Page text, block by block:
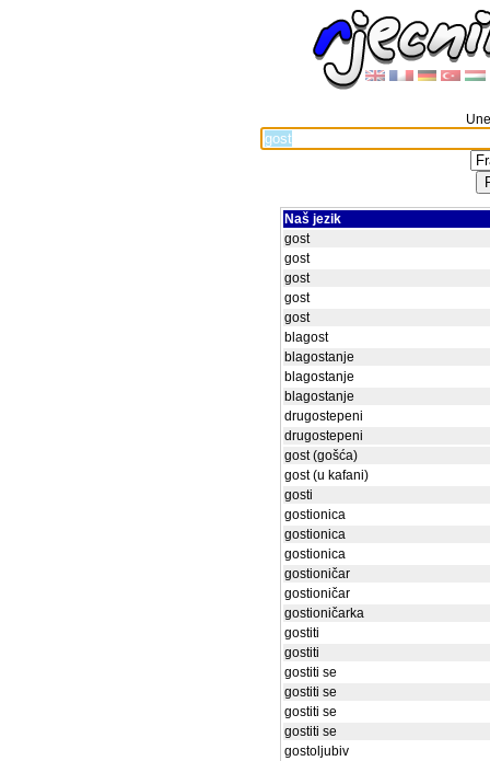
Naš jezik
gost
gost
gost
gost
gost
blagost
blagostanje
blagostanje
blagostanje
drugostepeni
drugostepeni
gost (gošća)
gost (u kafani)
gosti
gostionica
gostionica
gostionica
gostioničar
gostioničar
gostioničarka
gostiti
gostiti
gostiti se
gostiti se
gostiti se
gostiti se
gostoljubiv